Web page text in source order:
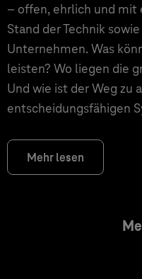
– offen, ehrlich und mit
Stand der Technik
Unternehmen. Was
leisten? Wo liegen die
Und wie ist der Weg zu
entscheidungsfähigen
Mehr lesen